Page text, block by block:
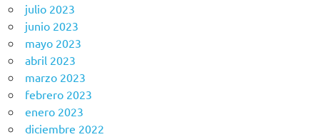
julio 2023
junio 2023
mayo 2023
abril 2023
marzo 2023
febrero 2023
enero 2023
diciembre 2022